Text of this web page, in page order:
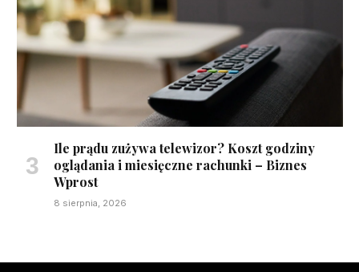
Ile prądu zużywa telewizor? Koszt godziny
oglądania i miesięczne rachunki – Biznes
Wprost
8 sierpnia, 2026